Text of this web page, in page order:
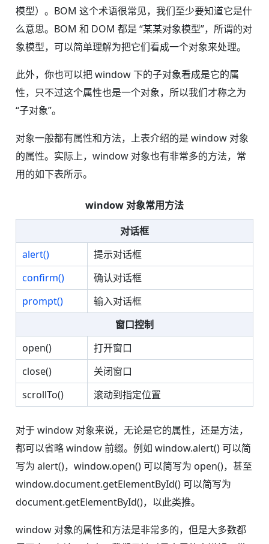
模型）。BOM 这个术语很常见，我们至少要知道它是什
么意思。BOM 和 DOM 都是 “某某对象模型”，所谓的对
象模型，可以简单理解为把它们看成一个对象来处理。
此外，你也可以把 window 下的子对象看成是它的属
性，只不过这个属性也是一个对象，所以我们才称之为
“子对象”。
对象一般都有属性和方法，上表介绍的是 window 对象
的属性。实际上，window 对象也有非常多的方法，常
用的如下表所示。
window 对象常用方法
对话框
alert()
提示对话框
confirm()
确认对话框
prompt()
输入对话框
窗口控制
open()
打开窗口
close()
关闭窗口
scrollTo()
滚动到指定位置
对于 window 对象来说，无论是它的属性，还是方法，
都可以省略 window 前缀。例如 window.alert() 可以简
写为 alert()，window.open() 可以简写为 open()，甚至
window.document.getElementById() 可以简写为
document.getElementById()，以此类推。
window 对象的属性和方法是非常多的，但是大多数都